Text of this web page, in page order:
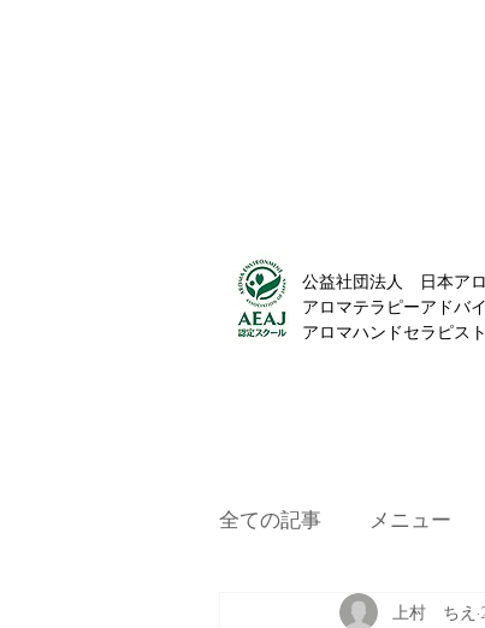
公益社団法人 日本ア
アロマテラピーアドバ
アロマハンドセラピス
全ての記事 メニュー
上村 ちえ